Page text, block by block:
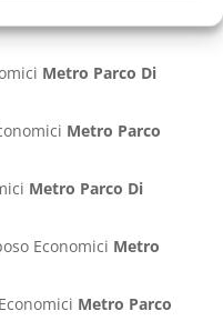
Metro Parco Di
Metro Parco
Metro Parco Di
Economici Metro
Metro Parco